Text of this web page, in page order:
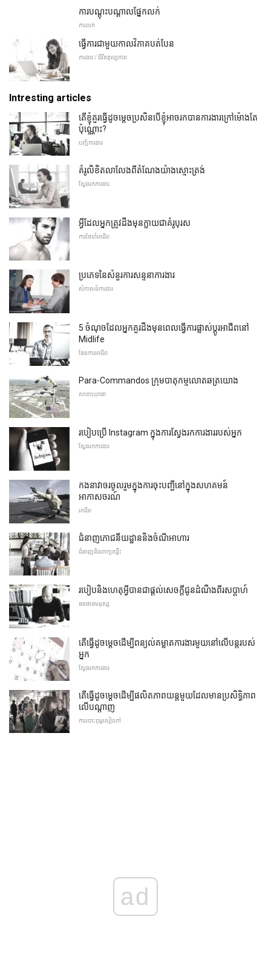
ការបណ្តុះបណ្តាលផ្នែកលក់
ការលក់
ធ្វើការជាមួយកាលវិភាគបត់បែន
ការងារ / ជីវិតតុល្យភាព
Intresting articles
តើខ្ញុំគួរធ្វើដូចម្តេចប្រសិនបើខ្ញុំអាចរកបានការងារក្រៅម៉ោងតែ
ប៉ុណ្ណោះ?
បញ្ជីការងារ
គំរូលិខិតលាលែងពីតំណែងយ៉ាងស្មោះត្រង់
ស្វែងរកការងារ
អ្វីដែលអ្នកត្រូវដឹងមុនក្លាយជាគំរូបុរស
ការថែទាំអាជីព
ប្រភេទនៃសំនួរការសន្ទនាការងារ
សំភាសន៍ការងារ
5 ចំណុចដែលអ្នកគួរដឹងមុនពេលធ្វើការផ្លាស់ប្តូរអាជីពនៅ
Midlife
ផែនការអាជីព
Para-Commandos ក្រុមបាតុកម្មលោតឆត្រយោង
សាខាយោធា
របៀបប្រើ Instagram ក្នុងការស្វែងរកការងាររបស់អ្នក
ស្វែងរកការងារ
កងនាវាចរចូលរួមក្នុងការចុះបញ្ជីនៅក្នុងសហគមន៍
អាកាសចរណ៍
អាជីព
ជំនាញភោជនីយដ្ឋាននិងចំណីអាហារ
ជំនាញនិងពាក្យគន្លឹះ
របៀបនិងហេតុអ្វីបានជាផ្តល់សេចក្តីជូនដំណឹងពីរសប្តាហ៍
ធនធានមនុស្ស
តើធ្វើដូចម្តេចដើម្បីពន្យល់គម្លាតការងារមួយនៅលើបន្តរបស់
អ្នក
ស្វែងរកការងារ
តើធ្វើដូចម្តេចដើម្បីផលិតភាពយន្តមួយដែលមានប្រសិទ្ធិភាព
លើបណ្តាញ
ការបោះពុម្ពសៀវភៅ
ad